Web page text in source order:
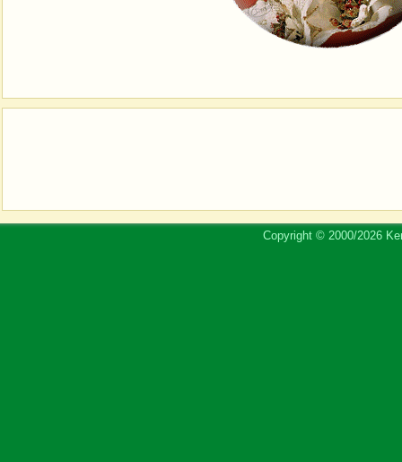
Copyright © 2000/2026